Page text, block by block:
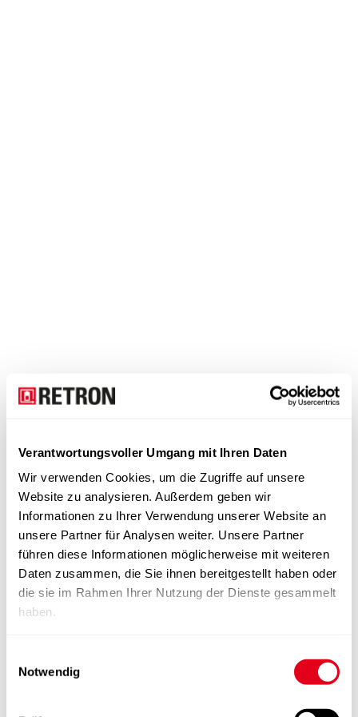
Verantwortungsvoller Umgang mit Ihren Daten
Wir verwenden Cookies, um die Zugriffe auf unsere
Website zu analysieren. Außerdem geben wir
Informationen zu Ihrer Verwendung unserer Website an
unsere Partner für Analysen weiter. Unsere Partner
führen diese Informationen möglicherweise mit weiteren
Daten zusammen, die Sie ihnen bereitgestellt haben oder
die sie im Rahmen Ihrer Nutzung der Dienste gesammelt
haben.
Notwendig